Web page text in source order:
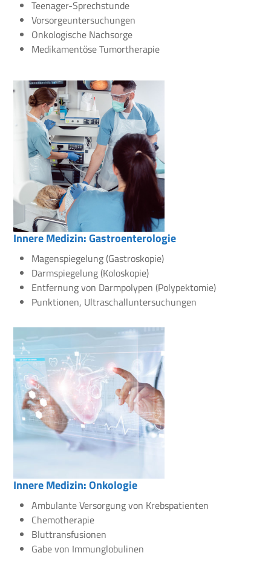
Teenager-Sprechstunde
Vorsorgeuntersuchungen
Onkologische Nachsorge
Medikamentöse Tumortherapie
Innere Medizin: Gastroenterologie
Magenspiegelung (Gastroskopie)
Darmspiegelung (Koloskopie)
Entfernung von Darmpolypen (Polypektomie)
Punktionen, Ultraschalluntersuchungen
Innere Medizin: Onkologie
Ambulante Versorgung von Krebspatienten
Chemotherapie
Bluttransfusionen
Gabe von Immunglobulinen